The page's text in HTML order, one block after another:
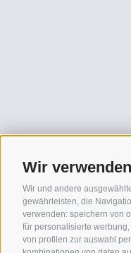
Wir
Wir und andere
gewährleisten, die
verwenden: speichern von
für personalisierte
von profilen zur auswahl